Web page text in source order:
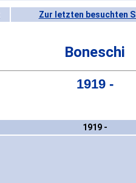
Zur letzten besuchten
Boneschi
1919 -
1919 -